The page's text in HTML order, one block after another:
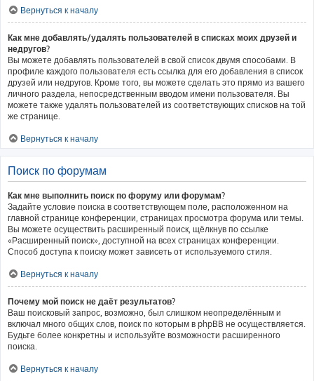
Вернуться к началу
Как мне добавлять/удалять пользователей в списках моих друзей и
недругов?
Вы можете добавлять пользователей в свой список двумя способами. В
профиле каждого пользователя есть ссылка для его добавления в список
друзей или недругов. Кроме того, вы можете сделать это прямо из вашего
личного раздела, непосредственным вводом имени пользователя. Вы
можете также удалять пользователей из соответствующих списков на той
же странице.
Вернуться к началу
Поиск по форумам
Как мне выполнить поиск по форуму или форумам?
Задайте условие поиска в соответствующем поле, расположенном на
главной странице конференции, страницах просмотра форума или темы.
Вы можете осуществить расширенный поиск, щёлкнув по ссылке
«Расширенный поиск», доступной на всех страницах конференции.
Способ доступа к поиску может зависеть от используемого стиля.
Вернуться к началу
Почему мой поиск не даёт результатов?
Ваш поисковый запрос, возможно, был слишком неопределённым и
включал много общих слов, поиск по которым в phpBB не осуществляется.
Будьте более конкретны и используйте возможности расширенного
поиска.
Вернуться к началу